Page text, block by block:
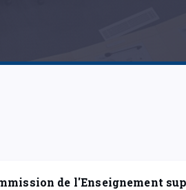
de l'Enseignement